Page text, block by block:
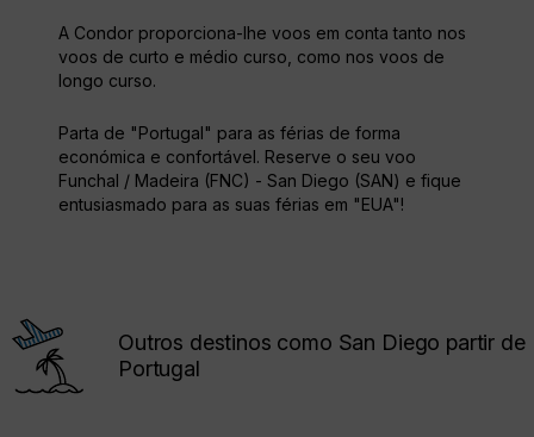
A Condor proporciona-lhe voos em conta tanto nos
voos de curto e médio curso, como nos voos de
longo curso.
Parta de "Portugal" para as férias de forma
económica e confortável. Reserve o seu voo
Funchal / Madeira (FNC) - San Diego (SAN) e fique
entusiasmado para as suas férias em "EUA"!
Outros destinos como San Diego partir de
Portugal